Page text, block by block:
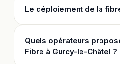
Le déploiement de la
Quels opérateurs
Fibre à Gurcy-le-Châtel ?